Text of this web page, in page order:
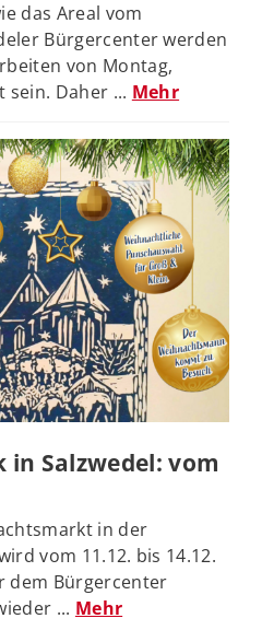
das Areal vom
Bürgercenter werden
von Montag,
sein. Daher ... Mehr
Salzwedel: vom
in der
vom 11.12. bis 14.12.
dem Bürgercenter
... Mehr